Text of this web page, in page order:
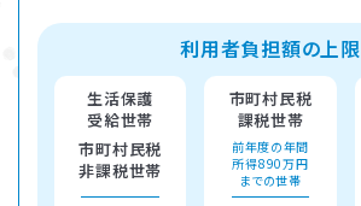
利用者負担額の上限
生活保護
受給世帯
市町村民税
非課税世帯
市町村民税
課税世帯
前年度の年間
所得890万円
までの世帯